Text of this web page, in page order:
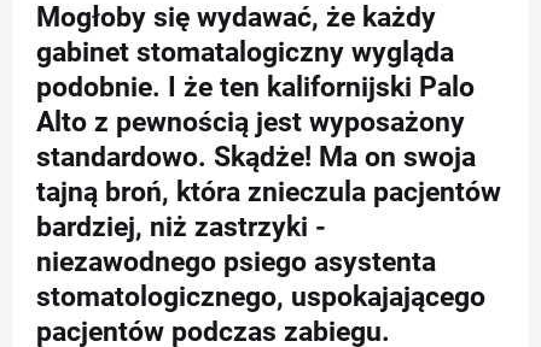
Mogłoby się wydawać, że każdy
gabinet stomatalogiczny wygląda
podobnie. I że ten kalifornijski Palo
Alto z pewnością jest wyposażony
standardowo. Skądże! Ma on swoja
tajną broń, która znieczula pacjentów
bardziej, niż zastrzyki -
niezawodnego psiego asystenta
stomatologicznego, uspokajającego
pacjentów podczas zabiegu.